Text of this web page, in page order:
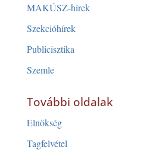
MAKÚSZ-hírek
Szekcióhírek
Publicisztika
Szemle
További oldalak
Elnökség
Tagfelvétel